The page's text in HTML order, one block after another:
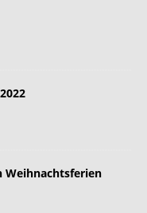
Weihnachtsferien